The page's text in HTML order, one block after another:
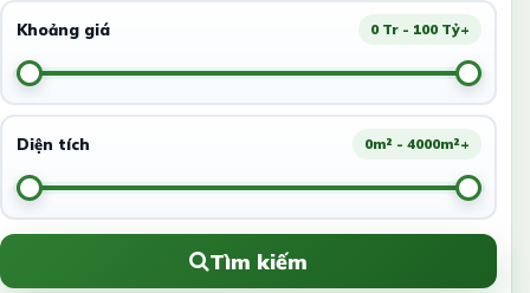
Khoảng giá 0 Tr - 100 Tỷ+
Diện tích 0m² - 4000m²+
Tìm kiếm